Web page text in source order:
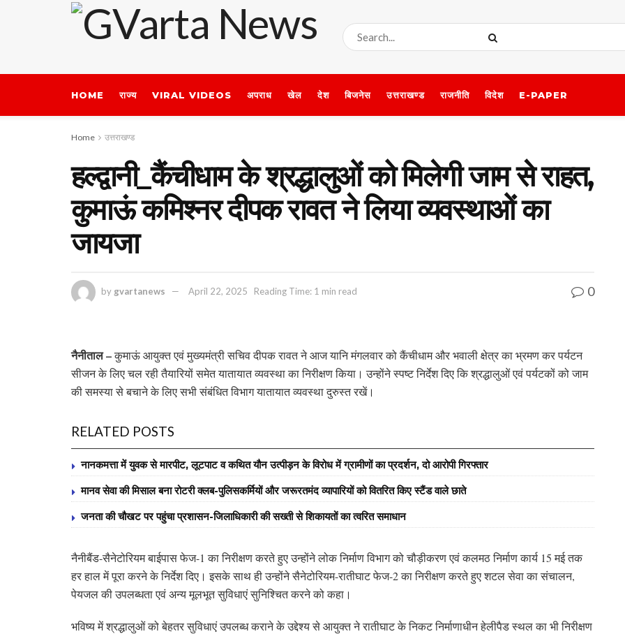
HOME राज्य VIRAL VIDEOS अपराध खेल देश बिजनेस उत्तराखण्ड राजनीति विदेश E-PAPER
Home उत्तराखण्ड
हल्द्वानी_कैंचीधाम के श्रद्धालुओं को मिलेगी जाम से राहत,
कुमाऊं कमिश्नर दीपक रावत ने लिया व्यवस्थाओं का
जायजा
by gvartanews April 22, 2025 Reading Time: 1 min read 0
नैनीताल –कुमाऊं आयुक्त एवं मुख्यमंत्री सचिव दीपक रावत ने आज यानि मंगलवार को कैंचीधाम और भवाली क्षेत्र का भ्रमण कर पर्यटन
सीजन के लिए चल रही तैयारियों समेत यातायात व्यवस्था का निरीक्षण किया। उन्होंने स्पष्ट निर्देश दिए कि श्रद्धालुओं एवं पर्यटकों को जाम
की समस्या से बचाने के लिए सभी संबंधित विभाग यातायात व्यवस्था दुरुस्त रखें।
RELATED POSTS
नानकमत्ता में युवक से मारपीट, लूटपाट व कथित यौन उत्पीड़न के विरोध में ग्रामीणों का प्रदर्शन, दो आरोपी गिरफ्तार
मानव सेवा की मिसाल बना रोटरी क्लब-पुलिसकर्मियों और जरूरतमंद व्यापारियों को वितरित किए स्टैंड वाले छाते
जनता की चौखट पर पहुंचा प्रशासन-जिलाधिकारी की सख्ती से शिकायतों का त्वरित समाधान
नैनीबैंड-सैनेटोरियम बाईपास फेज-1 का निरीक्षण करते हुए उन्होंने लोक निर्माण विभाग को चौड़ीकरण एवं कलमठ निर्माण कार्य 15 मई तक
हर हाल में पूरा करने के निर्देश दिए। इसके साथ ही उन्होंने सैनेटोरियम-रातीघाट फेज-2 का निरीक्षण करते हुए शटल सेवा का संचालन,
पेयजल की उपलब्धता एवं अन्य मूलभूत सुविधाएं सुनिश्चित करने को कहा।
भविष्य में श्रद्धालुओं को बेहतर सुविधाएं उपलब्ध कराने के उद्देश्य से आयुक्त ने रातीघाट के निकट निर्माणाधीन हेलीपैड स्थल का भी निरीक्षण